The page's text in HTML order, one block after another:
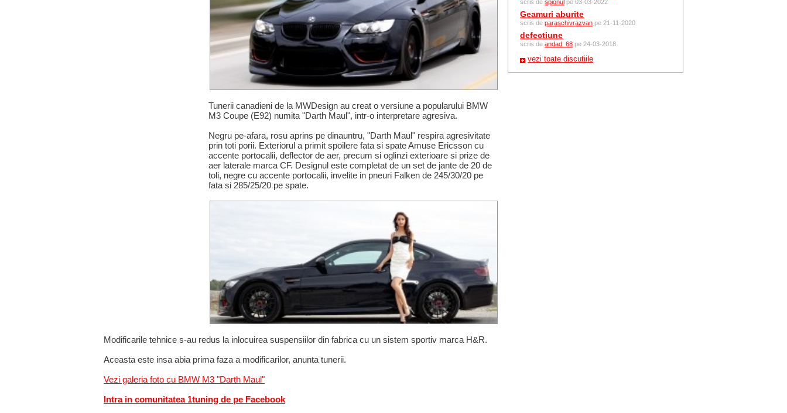
scris de spionul pe 03-03-2022
Geamuri aburite
scris de paraschivrazvan pe 21-11-2020
defectiune
scris de andad_68 pe 24-03-2018
vezi toate discutiile
Tunerii canadieni de la MWDesign au creat o versiune a popularului BMW
M3 Coupe (E92) numita "Darth Maul", intr-o interpretare agresiva.
Negru pe-afara, rosu aprins pe dinauntru, "Darth Maul" respira agresivitate
prin toti porii. Exteriorul a primit spoilere fata si spate Amuse Ericsson cu
accente portocalii, deflector de aer, precum si oglinzi exterioare si prize de
aer laterale marca CF. Designul este completat de un set de jante de 20 de
toli, negre cu accente portocalii, invelite in pneuri Falken de 245/30/20 pe
fata si 285/25/20 pe spate.
Modificarile tehnice s-au redus la inlocuirea suspensiilor din fabrica cu un sistem sportiv marca H&R.
Aceasta este insa abia prima faza a modificarilor, anunta tunerii.
Vezi galeria foto cu BMW M3 "Darth Maul"
Intra in comunitatea 1tuning de pe Facebook